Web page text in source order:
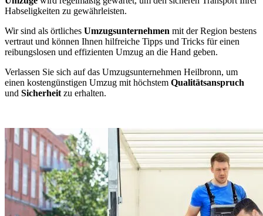
Habseligkeiten zu gewährleisten.
Wir sind als örtliches Umzugsunternehmen mit der Region bestens
vertraut und können Ihnen hilfreiche Tipps und Tricks für einen
reibungslosen und effizienten Umzug an die Hand geben.
Verlassen Sie sich auf das Umzugsunternehmen Heilbronn, um
einen kostengünstigen Umzug mit höchstem Qualitätsanspruch
und Sicherheit zu erhalten.